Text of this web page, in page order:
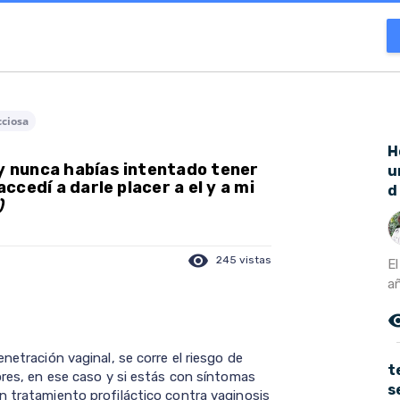
nunca habías intentado tener
a darle placer a el y a mi
visibility 245 vistas
vaginal, se corre el riesgo de
en ese caso y si estás con síntomas
tratamiento profiláctico contra vaginosis